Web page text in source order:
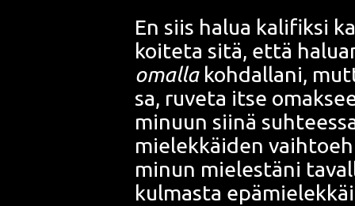
En siis halua kali­fik­si
koi­te­ta sitä, että
omal­lakoh­dal­la­ni,
sa, ruve­ta itse
minuun sii­nä
mie­lek­käi­den
minun mie­les­tä­ni
kul­mas­ta